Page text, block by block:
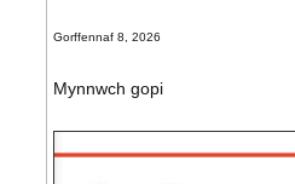
Gorffennaf 8, 2026
Mynnwch gopi